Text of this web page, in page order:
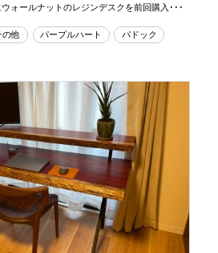
ォールナットのレジンデスクを前回購入･･･
の他 パープルハート パドック